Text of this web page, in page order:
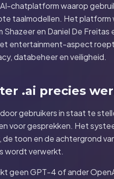
chatplatform waarop
taalmodellen. Het
Shazeer en Daniel De
entertainment-aspect
databeheer en veiligheid.
.ai precies
gebruikers in staat te
voor gesprekken. Het
toon en de achtergrond
wordt verwerkt.
geen GPT-4 of ander